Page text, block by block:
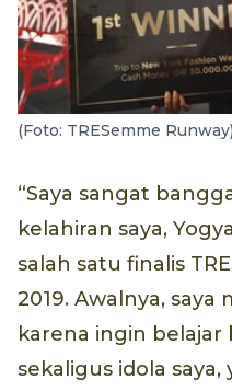
(Foto: TRESemme Runway)
“Saya sangat
kelahiran saya,
salah satu finalis
2019. Awalnya,
karena ingin belajar
sekaligus idola